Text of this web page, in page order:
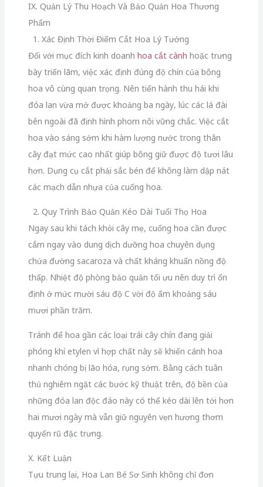
IX. Quản Lý Thu Hoạch Và Bảo Quản Hoa Thương
Phẩm
1. Xác Định Thời Điểm Cắt Hoa Lý Tưởng
Đối với mục đích kinh doanh hoa cắt cành hoặc trưng
bày triển lãm, việc xác định đúng độ chín của bông
hoa vô cùng quan trọng. Nên tiến hành thu hái khi
đóa lan vừa mở được khoảng ba ngày, lúc các lá đài
bên ngoài đã định hình phom nôi vững chắc. Việc cắt
hoa vào sáng sớm khi hàm lượng nước trong thân
cây đạt mức cao nhất giúp bông giữ được độ tươi lâu
hơn. Dụng cụ cắt phải sắc bén để không làm dập nát
các mạch dẫn nhựa của cuống hoa.
2. Quy Trình Bảo Quản Kéo Dài Tuổi Thọ Hoa
Ngay sau khi tách khỏi cây mẹ, cuống hoa cần được
cắm ngay vào dung dịch dưỡng hoa chuyên dụng
chứa đường sacaroza và chất kháng khuẩn nồng độ
thấp. Nhiệt độ phòng bảo quản tối ưu nên duy trì ổn
định ở mức mười sáu độ C với độ ẩm khoảng sáu
mươi phần trăm.
Tránh để hoa gần các loại trái cây chín đang giải
phóng khí etylen vì hợp chất này sẽ khiến cánh hoa
nhanh chóng bị lão hóa, rụng sớm. Bằng cách tuân
thủ nghiêm ngặt các bước kỹ thuật trên, độ bền của
những đóa lan độc đáo này có thể kéo dài lên tới hơn
hai mươi ngày mà vẫn giữ nguyên vẹn hương thơm
quyến rũ đặc trưng.
X. Kết Luận
Tựu trung lại, Hoa Lan Bé Sơ Sinh không chỉ đơn